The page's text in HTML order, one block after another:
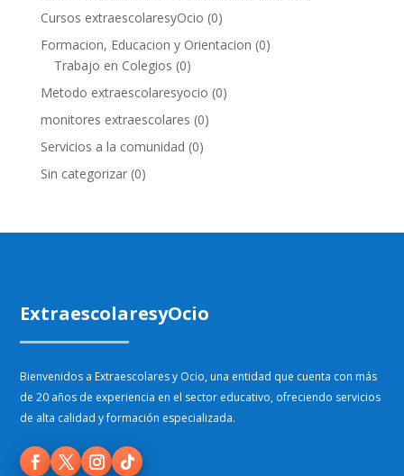
Cursos extraescolaresyOcio (0)
Formacion, Educacion y Orientacion (0)
Trabajo en Colegios (0)
Metodo extraescolaresyocio (0)
monitores extraescolares (0)
Servicios a la comunidad (0)
Sin categorizar (0)
ExtraescolaresyOcio
Bienvenidos a Extraescolares y Ocio, una entidad que cuenta con más
de 20 años de experiencia en el sector educativo, ofreciendo servicios
de alta calidad y formación especializada.